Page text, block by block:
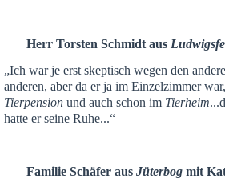
Herr Torsten Schmidt aus
„Ich war je erst skeptisch wegen den
anderen, aber da er ja im Einzelzimmer war,
Tierpension und auch schon im Tierheim
hatte er seine Ruhe...“
Familie Schäfer aus Jüterbog mit